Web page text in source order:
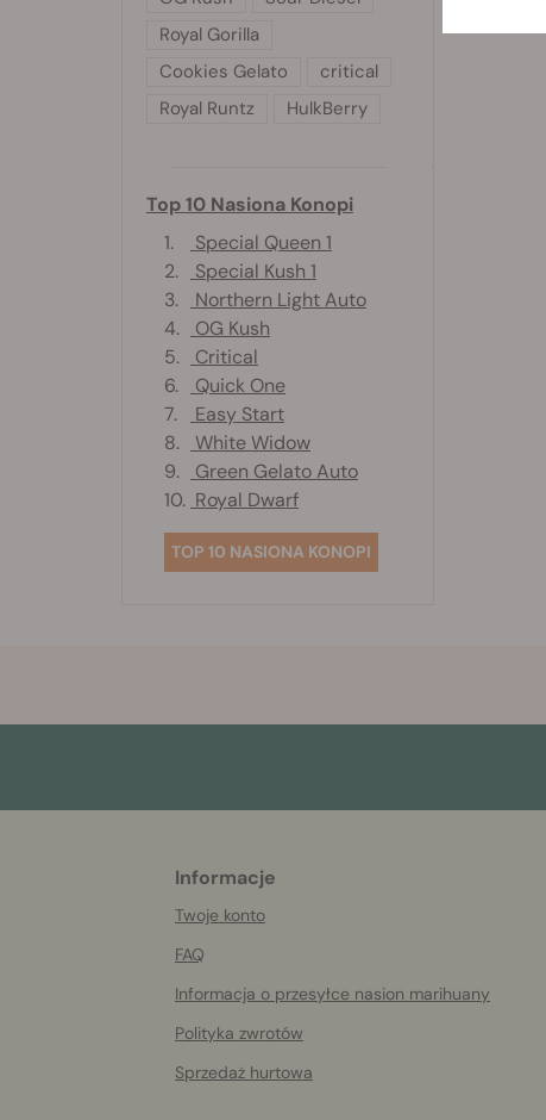
Royal Gorilla
Cookies Gelato
critical
Royal Runtz
HulkBerry
Top 10 Nasiona Konopi
1.
Special Queen 1
2.
Special Kush 1
3.
Northern Light Auto
4.
OG Kush
5.
Critical
6.
Quick One
7.
Easy Start
8.
White Widow
9.
Green Gelato Auto
10. Royal Dwarf
TOP 10 NASIONA KONOPI
Informacje
Twoje konto
FAQ
Informacja o przesyłce nasion marihuany
Polityka zwrotów
Sprzedaż hurtowa